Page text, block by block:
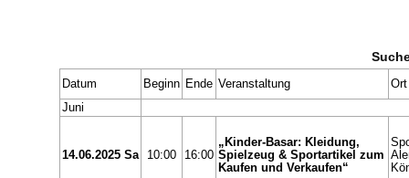
Datum Beginn Ende Veranstaltung
Ort
Juni
14.06.2025 Sa 10:00 16:00
„Kinder-Basar: Kleidung,
Spielzeug & Sportartikel zum
Kaufen und Verkaufen“